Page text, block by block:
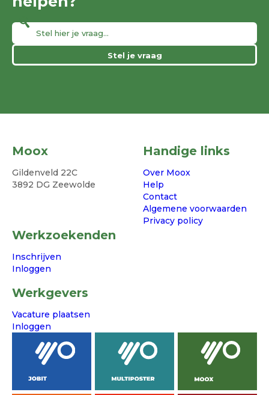
Stel je vraag
Moox
Gildenveld 22C
3892 DG Zeewolde
Handige links
Over Moox
Help
Contact
Algemene voorwaarden
Privacy policy
Werkzoekenden
Inschrijven
Inloggen
Werkgevers
Vacature plaatsen
Inloggen